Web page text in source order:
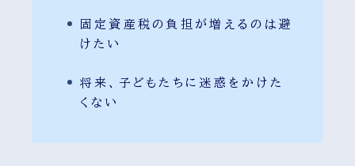
固定資産税の負担が増えるのは避
けたい
将来、子どもたちに迷惑をかけた
くない